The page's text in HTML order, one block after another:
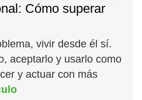
Cómo superar
vivir desde él sí.
aceptarlo y usarlo como
y actuar con más